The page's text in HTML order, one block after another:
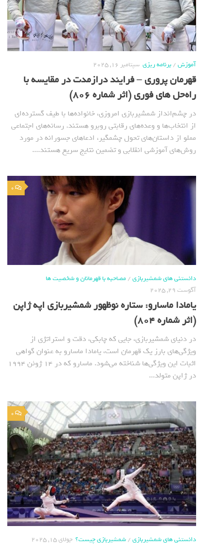
آموزش/برنامه ریزی سپتامبر 16, 2025
قهرمان پروری – فرایند درازمدت در مقایسه با
راه‌حل های فوری (اثر شماره 806)
در چشم‌انداز شمشیربازی امروزی، خانواده‌ها با طیف گسترده‌ای
از انتخاب‌ها و وعده‌های رقابتی روبرو هستند. رسانه‌های اجتماعی
مملو از داستان‌های تحول چشمگیر، ادعاهای جسورانه در مورد
روش‌های آموزشی انقلابی و تضمین نتایج سریع هستند....
0
دانستنی های شمشیربازی/مصاحبه با قهرمانان و شخصیت ها
آگوست 29, 2025
یامادا ماسارو: ستاره نوظهور شمشیربازی اپه ژاپن
(اثر شماره 804)
در دنیای شمشیربازی، جایی که چابکی، دقت و استراتژی از
ویژگی‌های بارز یک قهرمان است، یامادا ماسارو به عنوان گواهی
اثبات این ویژگی‌ها شناخته می‌شود. ماسارو که در ۱۴ ژوئن ۱۹۹۴
در ژاپن متولد...
0
دانستنی های شمشیربازی/شمشیربازی چیست؟ جولای 15, 2025